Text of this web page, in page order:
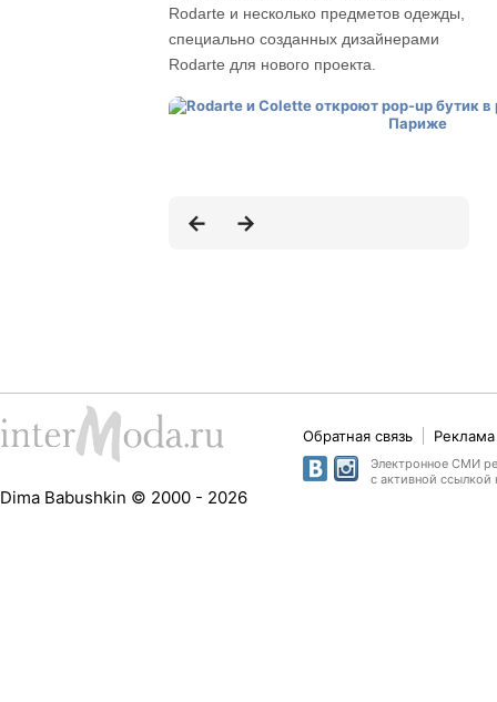
Rodarte и несколько предметов одежды,
специально созданных дизайнерами
Rodarte для нового проекта.
Dima Babushkin © 2000 - 2026
Обратная связь
Электронное СМИ
с активной ссылкой